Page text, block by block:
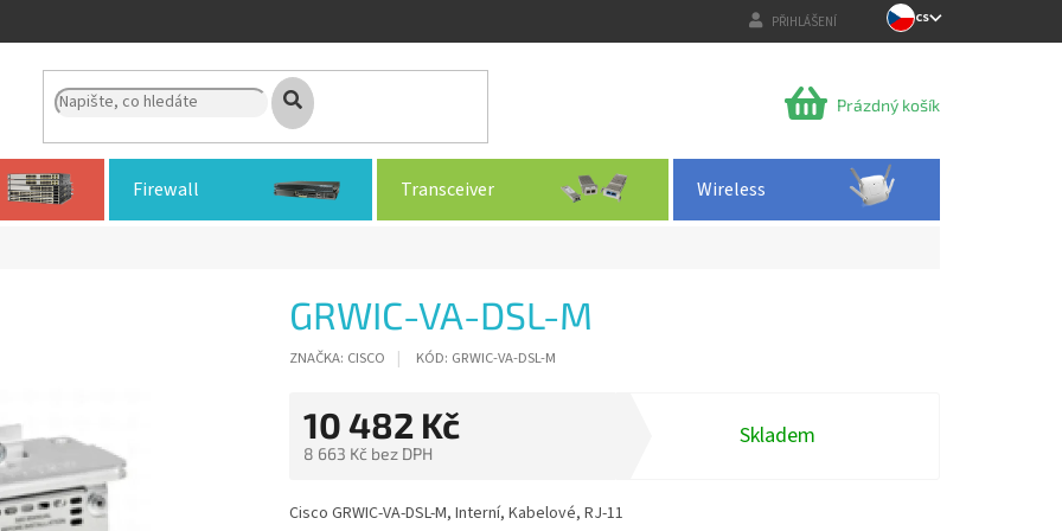
PŘIHLÁŠENÍ CS
NÁKUPNÍ
Prázdný košík
Firewall Transceiver Wireless
GRWIC-VA-DSL-M
ZNAČKA: CISCO KÓD: GRWIC-VA-DSL-M
10 482 Kč
8 663 Kč bez DPH
cena:
Skladem
Cisco GRWIC-VA-DSL-M, Interní, Kabelové, RJ-11